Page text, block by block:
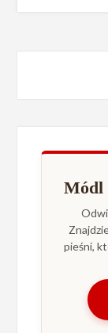
Módl
pieśni,